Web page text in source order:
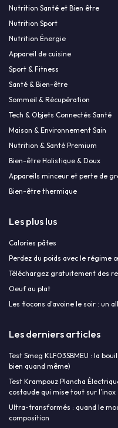
Nutrition Santé et Bien être
Nutrition Sport
Nutrition Énergie
Appareil de cuisine
Sport & Fitness
Santé & Bien-être
Sommeil & Récupération
Tech & Objets Connectés Santé
Maison & Environnement Sain
Nutrition & Santé Premium
Bien-être Holistique & Doux
Appareils minceur et perte de
Bien-être thermique
Les plus lus
Calories pâtes
Perdez du poids avec le régime
Téléchargez gratuitement des
Oeuf au plat
Les flocons d'avoine le soir : un
Les derniers articles
Test Smeg KLF03SBMEU : la
bien quand même)
Test Krampouz Plancha
costaude qui mise tout sur l’inox
Ultra-transformés : quand le
composition